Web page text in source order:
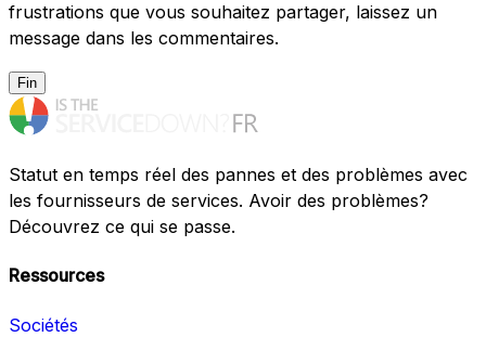
frustrations que vous souhaitez partager, laissez un
message dans les commentaires.
Fin
Statut en temps réel des pannes et des problèmes avec
les fournisseurs de services. Avoir des problèmes?
Découvrez ce qui se passe.
Ressources
Sociétés